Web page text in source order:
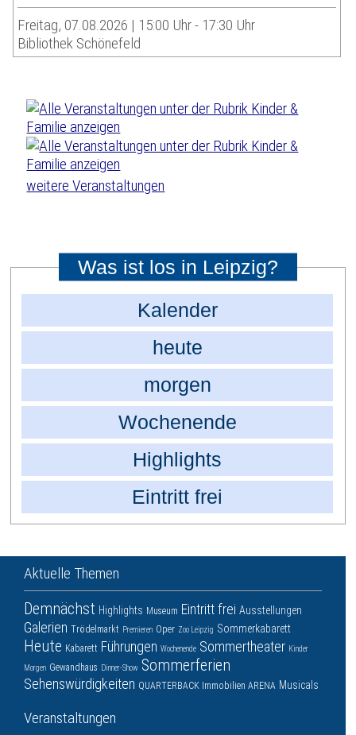
Freitag, 07.08.2026 | 15:00 Uhr - 17:30 Uhr
Bibliothek Schönefeld
weitere Veranstaltungen
Was ist los in Leipzig?
Kalender
heute
morgen
Wochenende
Highlights
Eintritt frei
Aktuelle Themen
Demnächst Highlights Museum Eintritt frei Ausstellungen
Galerien Trödelmarkt Premieren Oper Zoo Leipzig Sommerkabarett
Heute Kabarett Führungen Wochenende Sommertheater Kinder
Morgen Gewandhaus Dinner-Show Sommerferien
Sehenswürdigkeiten QUARTERBACK Immobilien ARENA Musicals
Veranstaltungen